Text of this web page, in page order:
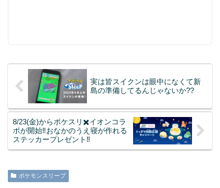
実は皆スイクンは眼中になくて新
島の準備してるんじゃないか??
8/23(金)からポケスリ✖️イオンコラ
ボが開始‼︎おなかのうえ寝が作れる
ステッカープレゼント‼︎
ポケモンスリープ